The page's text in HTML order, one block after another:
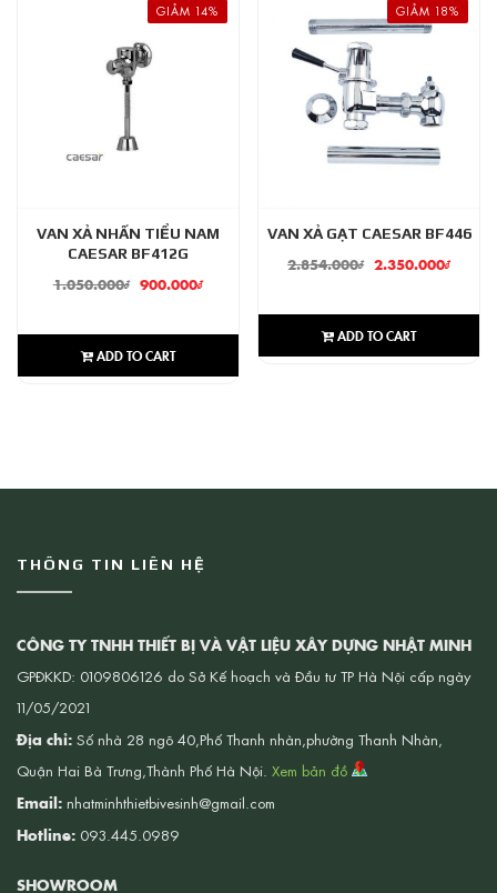
GIẢM 14%
VAN XẢ NHẤN TIỂU NAM
CAESAR BF412G
1.050.000₫ 900.000₫
ADD TO CART
GIẢM 18%
VAN XẢ GẠT CAESAR BF446
2.854.000₫ 2.350.000₫
ADD TO CART
THÔNG TIN LIÊN HỆ
CÔNG TY TNHH THIẾT BỊ VÀ VẬT LIỆU XÂY DỰNG NHẬT MINH
GPĐKKD: 0109806126 do Sở Kế hoạch và Đầu tư TP Hà Nội cấp ngày
11/05/2021
Địa chỉ: Số nhà 28 ngõ 40,Phố Thanh nhàn,phường Thanh Nhàn,
Quận Hai Bà Trưng,Thành Phố Hà Nội. Xem bản đồ
Email: nhatminhthietbivesinh@gmail.com
Hotline: 093.445.0989
SHOWROOM